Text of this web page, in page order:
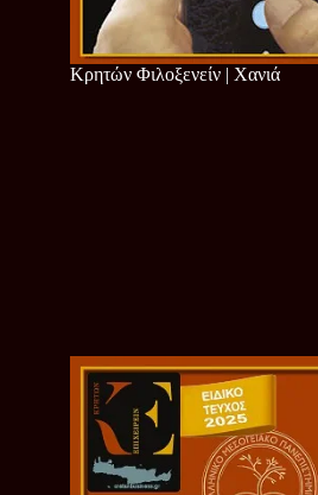
Κρητών Φιλοξενείν | Χανιά